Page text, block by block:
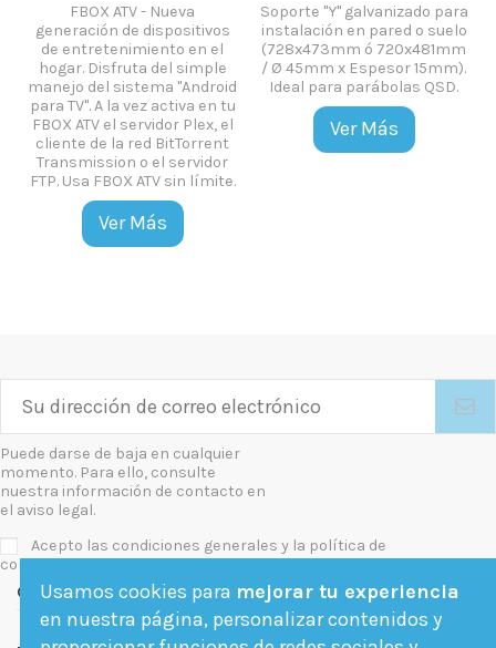
FBOX ATV - Nueva
generación de dispositivos
de entretenimiento en el
hogar. Disfruta del simple
manejo del sistema "Android
para TV". A la vez activa en tu
FBOX ATV el servidor Plex, el
cliente de la red BitTorrent
Transmission o el servidor
FTP. Usa FBOX ATV sin límite.
Ver Más
Soporte "Y" galvanizado para
instalación en pared o suelo
(728x473mm ó 720x481mm
/ Ø 45mm x Espesor 15mm).
Ideal para parábolas QSD.
Ver Más
Puede darse de baja en cualquier
momento. Para ello, consulte
nuestra información de contacto en
el aviso legal.
Acepto las condiciones generales y la política de
confidencialidad
Contact us
Usamos cookies para mejorar tu experiencia
en nuestra página, personalizar contenidos y